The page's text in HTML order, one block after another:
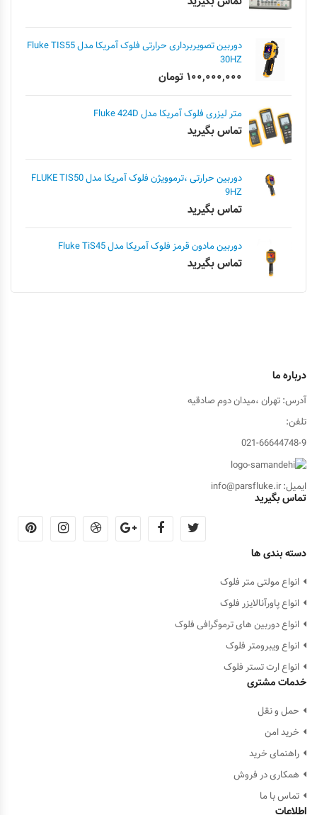
دوربین تصویربرداری حرارتی فلوک آمریکا مدل Fluke TIS55
30HZ
۱۰۰,۰۰۰,۰۰۰ تومان
متر لیزری فلوک آمریکا مدل Fluke 424D
تماس بگیرید
دوربین حرارتی ،ترموویژن فلوک آمریکا مدل FLUKE TIS50
9HZ
تماس بگیرید
دوربین مادون قرمز فلوک آمریکا مدل Fluke TiS45
تماس بگیرید
درباره ما
آدرس: تهران ،میدان دوم صادقیه
تلفن:
021-66644748-9
ایمیل: info@parsfluke.ir
تماس بگیرید
دسته بندی ها
انواع مولتی متر فلوک
انواع پاورآنالایزر فلوک
انواع دوربین های ترموگرافی فلوک
انواع ویبرومتر فلوک
انواع ارت تستر فلوک
خدمات مشتری
حمل و نقل
خرید امن
راهنمای خرید
همکاری در فروش
تماس با ما
اطلاعات